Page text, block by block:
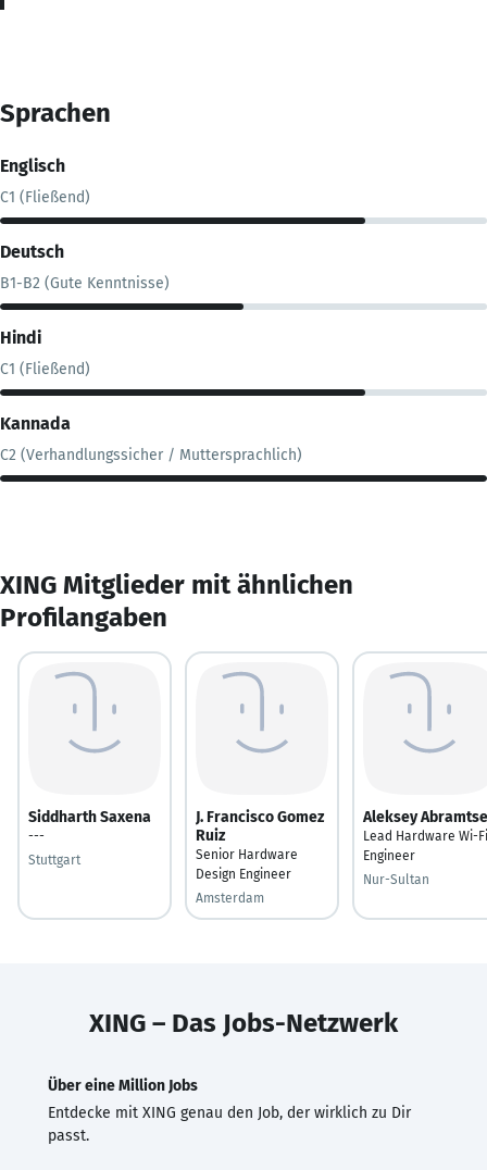
Sprachen
Englisch
C1 (Fließend)
Deutsch
B1-B2 (Gute Kenntnisse)
Hindi
C1 (Fließend)
Kannada
C2 (Verhandlungssicher / Muttersprachlich)
XING Mitglieder mit ähnlichen
Profilangaben
Siddharth Saxena
---
Stuttgart
J. Francisco Gomez
Ruiz
Senior Hardware
Design Engineer
Amsterdam
Aleksey
Lead Hardware Wi-Fi
Engineer
Nur-Sultan
XING – Das Jobs-Netzwerk
Über eine Million Jobs
Entdecke mit XING genau den Job, der wirklich zu Dir
passt.